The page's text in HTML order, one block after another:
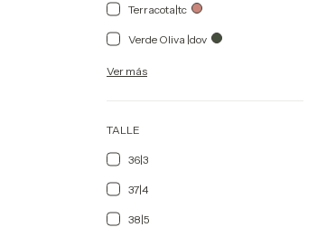
Terracota|tc
Verde Oliva |dov
Ver más
TALLE
36|3
37|4
38|5